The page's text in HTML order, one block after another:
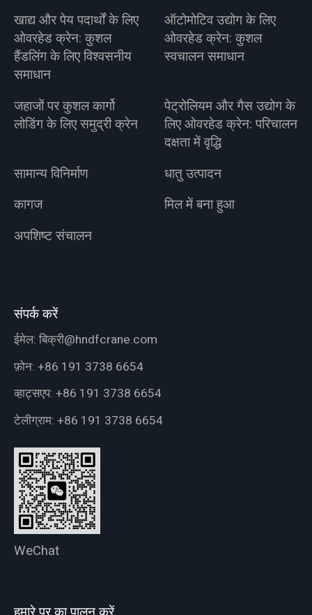
खाद्य और पेय पदार्थों के लिए
ओवरहेड क्रेन: कुशल
हैंडलिंग के लिए विश्वसनीय
समाधान
ऑटोमोटिव उद्योग के लिए
ओवरहेड क्रेन: कुशल
स्वचालन समाधान
जहाजों पर कुशल कार्गो
लोडिंग के लिए समुद्री क्रेन
पेट्रोलियम और गैस उद्योग के
लिए ओवरहेड क्रेन: परिचालन
दक्षता में वृद्धि
सामान्य विनिर्माण
धातु उत्पादन
कागज
मिल में बना हुआ
अपशिष्ट संचालन
संपर्क करें
ईमेल: बिक्री@hndfcrane.com
फ़ोन: +86 191 3738 6654
व्हाट्सएप: +86 191 3738 6654
टेलीग्राम: +86 191 3738 6654
WeChat